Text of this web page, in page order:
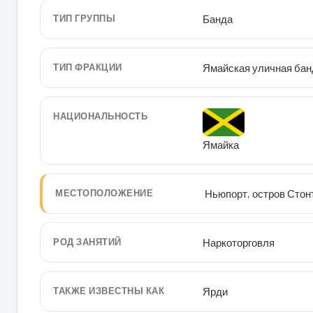
ТИП ГРУППЫ Банда
ТИП ФРАКЦИИ Ямайская уличная
НАЦИОНАЛЬНОСТЬ
Ямайка
МЕСТОПОЛОЖЕНИЕ Ньюпорт, остров
РОД ЗАНЯТИЙ Наркоторговля
ТАКЖЕ ИЗВЕСТНЫ КАК Ярди